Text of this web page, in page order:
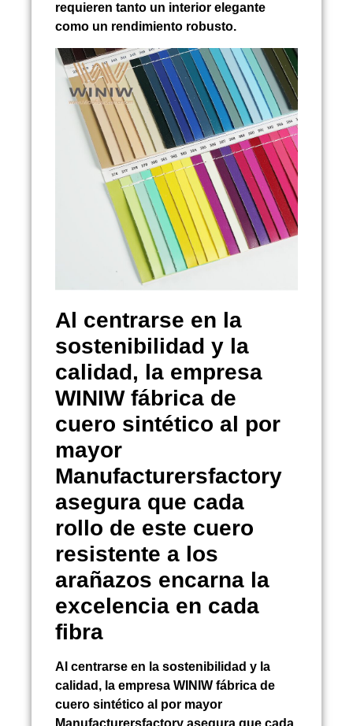
requieren tanto un interior elegante
como un rendimiento robusto.
Al centrarse en la
sostenibilidad y la
calidad, la empresa
WINIW fábrica de
cuero sintético al por
mayor
Manufacturersfactory
asegura que cada
rollo de este cuero
resistente a los
arañazos encarna la
excelencia en cada
fibra
Al centrarse en la sostenibilidad y la
calidad, la empresa WINIW fábrica de
cuero sintético al por mayor